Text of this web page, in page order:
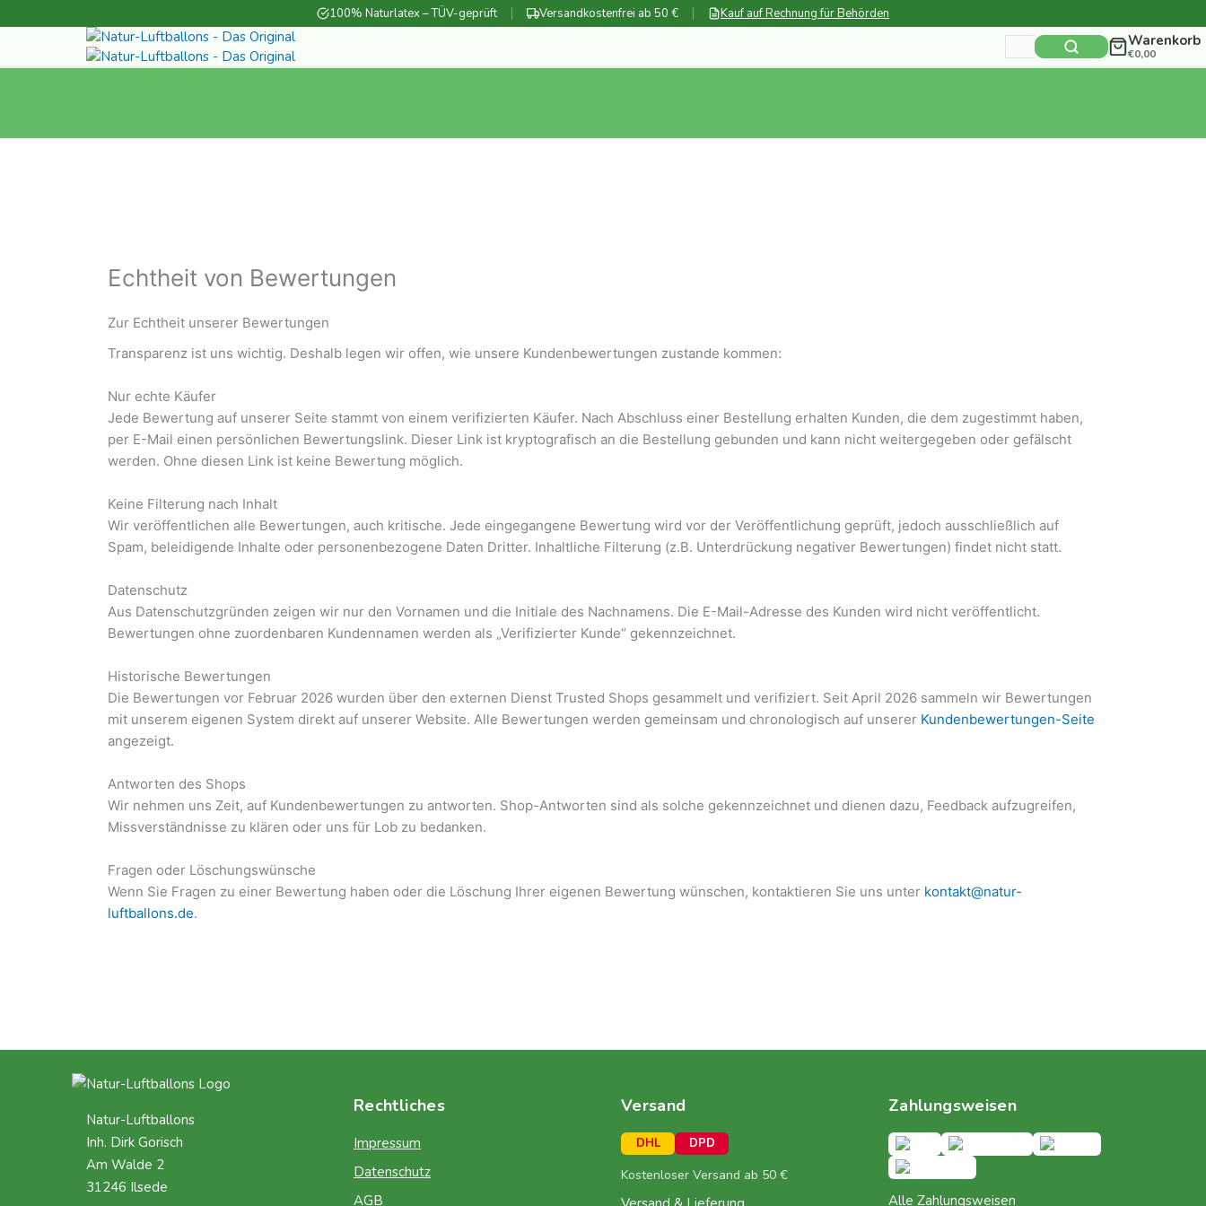
Inhalt
100% Naturlatex – TÜV-geprüft Versandkostenfrei ab 50 € Kauf auf Rechnung für Behörden
Suchen
nach:
Warenkorb
€0,00
Echtheit von Bewertungen
Zur Echtheit unserer Bewertungen
Transparenz ist uns wichtig. Deshalb legen wir offen, wie unsere Kundenbewertungen zustande kommen:
Nur echte Käufer
Jede Bewertung auf unserer Seite stammt von einem verifizierten Käufer. Nach Abschluss einer Bestellung erhalten Kunden, die dem zugestimmt haben,
per E-Mail einen persönlichen Bewertungslink. Dieser Link ist kryptografisch an die Bestellung gebunden und kann nicht weitergegeben oder gefälscht
werden. Ohne diesen Link ist keine Bewertung möglich.
Keine Filterung nach Inhalt
Wir veröffentlichen alle Bewertungen, auch kritische. Jede eingegangene Bewertung wird vor der Veröffentlichung geprüft, jedoch ausschließlich auf
Spam, beleidigende Inhalte oder personenbezogene Daten Dritter. Inhaltliche Filterung (z.B. Unterdrückung negativer Bewertungen) findet nicht statt.
Datenschutz
Aus Datenschutzgründen zeigen wir nur den Vornamen und die Initiale des Nachnamens. Die E-Mail-Adresse des Kunden wird nicht veröffentlicht.
Bewertungen ohne zuordenbaren Kundennamen werden als „Verifizierter Kunde“ gekennzeichnet.
Historische Bewertungen
Die Bewertungen vor Februar 2026 wurden über den externen Dienst Trusted Shops gesammelt und verifiziert. Seit April 2026 sammeln wir Bewertungen
mit unserem eigenen System direkt auf unserer Website. Alle Bewertungen werden gemeinsam und chronologisch auf unserer Kundenbewertungen-Seite
angezeigt.
Antworten des Shops
Wir nehmen uns Zeit, auf Kundenbewertungen zu antworten. Shop-Antworten sind als solche gekennzeichnet und dienen dazu, Feedback aufzugreifen,
Missverständnisse zu klären oder uns für Lob zu bedanken.
Fragen oder Löschungswünsche
Wenn Sie Fragen zu einer Bewertung haben oder die Löschung Ihrer eigenen Bewertung wünschen, kontaktieren Sie uns unter kontakt@natur-
luftballons.de.
Natur-Luftballons
Inh. Dirk Gorisch
Am Walde 2
31246 Ilsede
Rechtliches
Impressum
Datenschutz
AGB
Versand
DHL DPD
Kostenloser Versand ab 50 €
Zahlungsweisen
Alle Zahlungsweisen